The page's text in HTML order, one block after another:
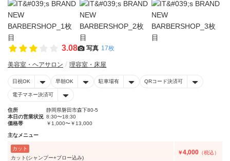
3.08 写真 17枚
美容室・ヘアサロン 理容室・床屋
日祝OK 早朝OK 駐車場有 QRコード決済可
電子マネー決済可
住所
静岡県磐田市森下80-5
本日の営業状況 8:30〜18:30
価格帯
￥1,000〜￥13,000
主なメニュー
カット
カット(シャンプー+ブロー込み)
￥4,000 （税込）